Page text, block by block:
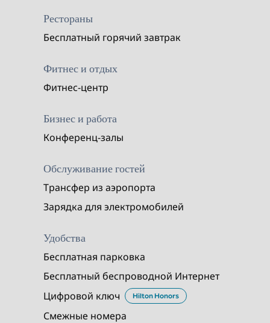
Рестораны
Бесплатный горячий завтрак
Фитнес и отдых
Фитнес-центр
Бизнес и работа
Конференц-залы
Обслуживание гостей
Трансфер из аэропорта
Зарядка для электромобилей
Удобства
Бесплатная парковка
Бесплатный беспроводной Интернет
Цифровой ключ
Hilton Honors
Смежные номера